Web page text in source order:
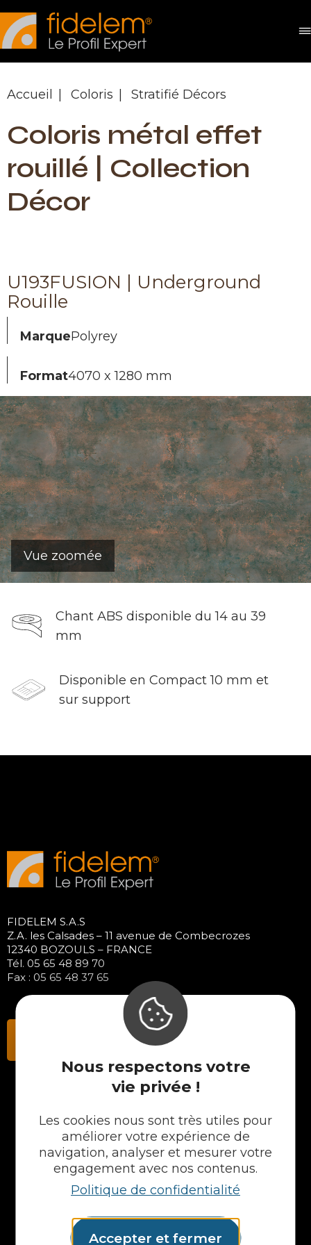
Panneau de gestion des cookies
Nous respectons votre
vie privée !
Les cookies nous sont très utiles pour
améliorer votre expérience de
navigation, analyser et mesurer votre
engagement avec nos contenus.
Politique de confidentialité
Accepter et fermer
Accueil Coloris Stratifié Décors
Coloris métal effet
rouillé | Collection
Décor
U193FUSION | Underground
Rouille
MarquePolyrey
Format4070 x 1280 mm
Vue zoomée
Chant ABS disponible du 14 au 39
mm
Disponible en Compact 10 mm et
sur support
FIDELEM S.A.S
Z.A. les Calsades – 11 avenue de Combecrozes
12340 BOZOULS – FRANCE
Tél. 05 65 48 89 70
Fax : 05 65 48 37 65
Contactez-nous
NOS PRODUITS
Plans en Stratifié
Plans en Compact
Crédences
Cuves
Chargeur intégré
Formes spéciales